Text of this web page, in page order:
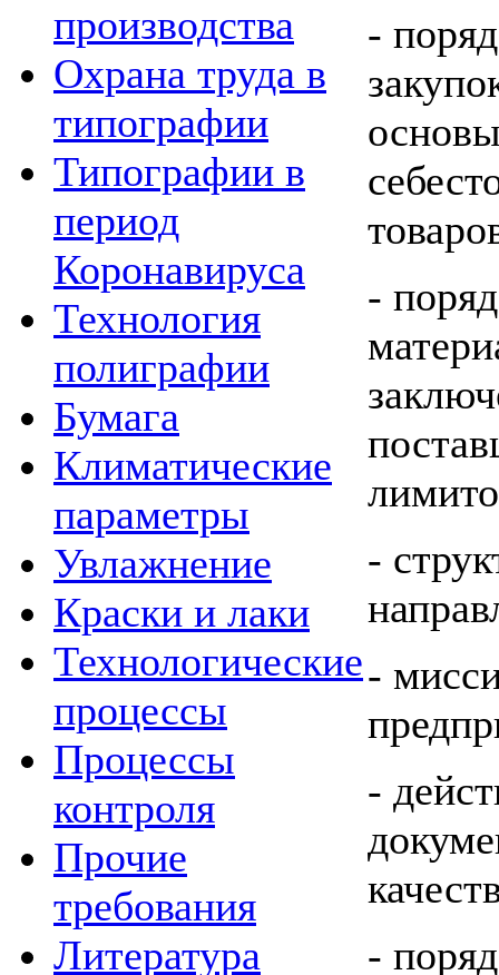
производства
Охрана труда в
типографии
Типографии в
период
Коронавируса
Технология
полиграфии
Бумага
Климатические
параметры
Увлажнение
Краски и лаки
Технологические
процессы
Процессы
контроля
Прочие
требования
Литература
-
-
-
-
-
-